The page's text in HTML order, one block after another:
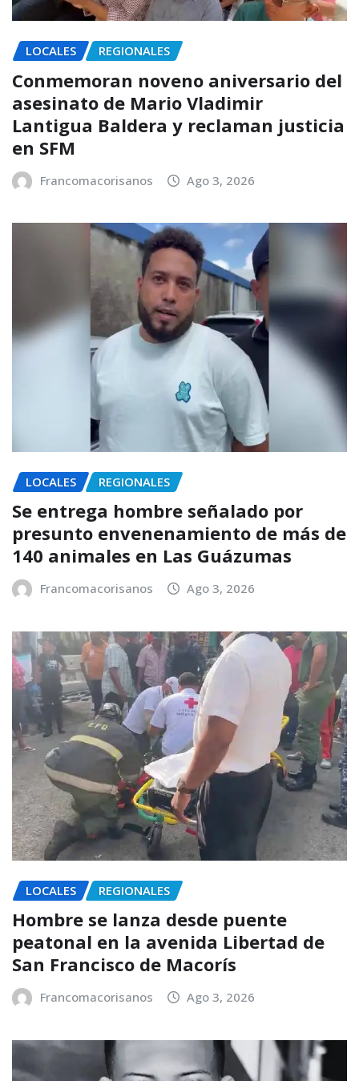
LOCALES REGIONALES
Conmemoran noveno aniversario del
asesinato de Mario Vladimir
Lantigua Baldera y reclaman justicia
en SFM
Francomacorisanos Ago 3, 2026
LOCALES REGIONALES
Se entrega hombre señalado por
presunto envenenamiento de más de
140 animales en Las Guázumas
Francomacorisanos Ago 3, 2026
LOCALES REGIONALES
Hombre se lanza desde puente
peatonal en la avenida Libertad de
San Francisco de Macorís
Francomacorisanos Ago 3, 2026